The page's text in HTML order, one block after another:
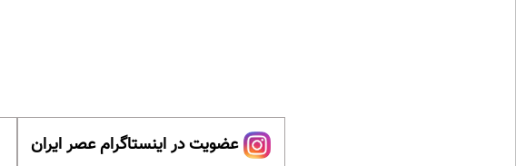
عضویت در اینستاگرام عصر ایران